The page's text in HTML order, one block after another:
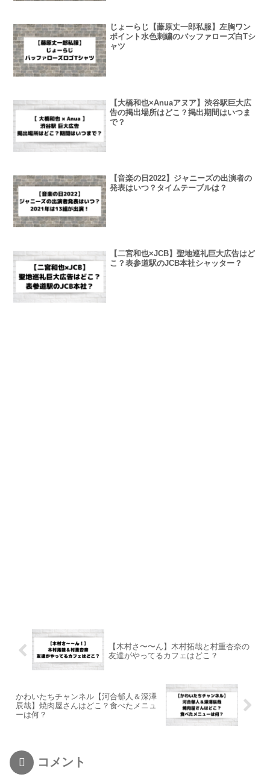
じょーらじ【藤原丈一郎私服】左胸ワン
ポイント水色刺繍のバッファローズ白Tシ
ャツ
【大橋和也×Anuaアヌア】渋谷駅巨大広
告の掲出場所はどこ？掲出期間はいつま
で？
【音楽の日2022】ジャニーズの出演者の
発表はいつ？タイムテーブルは？
【二宮和也×JCB】聖地巡礼巨大広告はど
こ？表参道駅のJCB本社シャッター？
【木村さ〜〜ん】木村拓哉と村重杏奈の
友達がやってるカフェはどこ？
かわいたちチャンネル【河合郁人＆深澤
辰哉】焼肉屋さんはどこ？食べたメニュ
ーは何？
コメント